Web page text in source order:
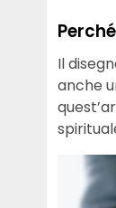
Il
anche